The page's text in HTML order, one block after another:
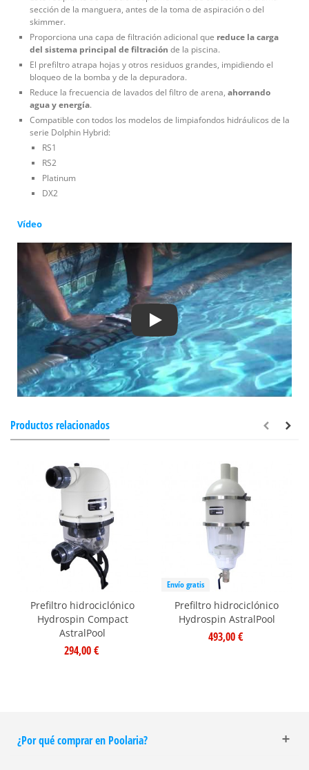
sección de la manguera, antes de la toma de aspiración o del
skimmer.
Proporciona una capa de filtración adicional que reduce la carga
del sistema principal de filtración de la piscina.
El prefiltro atrapa hojas y otros residuos grandes, impidiendo el
bloqueo de la bomba y de la depuradora.
Reduce la frecuencia de lavados del filtro de arena, ahorrando
agua y energía.
Compatible con todos los modelos de limpiafondos hidráulicos de la
serie Dolphin Hybrid:
RS1
RS2
Platinum
DX2
Vídeo
Play
Productos relacionados
Prefiltro hidrociclónico
Hydrospin Compact
AstralPool
294,00 €
Envío gratis
Prefiltro hidrociclónico
Hydrospin AstralPool
493,00 €
¿Por qué comprar en Poolaria?